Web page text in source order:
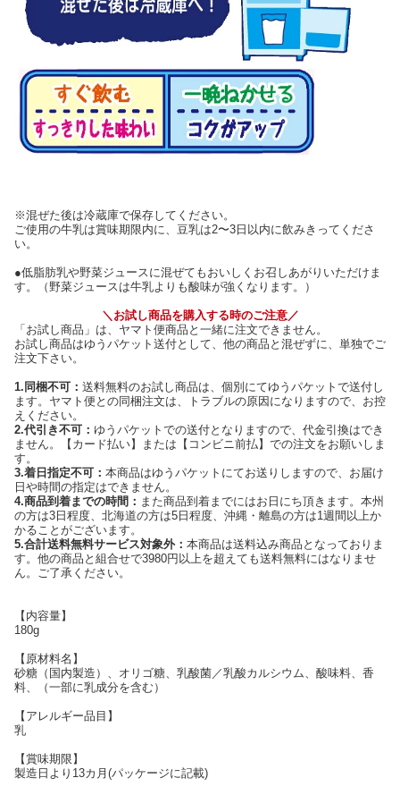
※混ぜた後は冷蔵庫で保存してください。
ご使用の牛乳は賞味期限内に、豆乳は2〜3日以内に飲みきってくださ
い。
●低脂肪乳や野菜ジュースに混ぜてもおいしくお召しあがりいただけま
す。（野菜ジュースは牛乳よりも酸味が強くなります。）
＼お試し商品を購入する時のご注意／
「お試し商品」は、ヤマト便商品と一緒に注文できません。
お試し商品はゆうパケット送付として、他の商品と混ぜずに、単独でご
注文下さい。
1.同梱不可： 送料無料のお試し商品は、個別にてゆうパケットで送付し
ます。ヤマト便との同梱注文は、トラブルの原因になりますので、お控
えください。
2.代引き不可： ゆうパケットでの送付となりますので、代金引換はでき
ません。【カード払い】または【コンビニ前払】での注文をお願いしま
す。
3.着日指定不可： 本商品はゆうパケットにてお送りしますので、お届け
日や時間の指定はできません。
4.商品到着までの時間： また商品到着までにはお日にち頂きます。本州
の方は3日程度、北海道の方は5日程度、沖縄・離島の方は1週間以上か
かることがございます。
5.合計送料無料サービス対象外： 本商品は送料込み商品となっておりま
す。他の商品と組合せで3980円以上を超えても送料無料にはなりませ
ん。ご了承ください。
【内容量】
180g
【原材料名】
砂糖（国内製造）、オリゴ糖、乳酸菌／乳酸カルシウム、酸味料、香
料、（一部に乳成分を含む）
【アレルギー品目】
乳
【賞味期限】
製造日より13カ月(パッケージに記載)